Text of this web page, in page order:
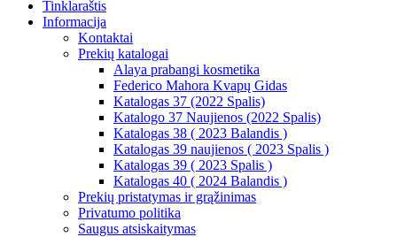
Tinklaraštis
Informacija
Kontaktai
Prekių katalogai
Alaya prabangi kosmetika
Federico Mahora Kvapų Gidas
Katalogas 37 (2022 Spalis)
Katalogo 37 Naujienos (2022 Spalis)
Katalogas 38 ( 2023 Balandis )
Katalogas 39 naujienos ( 2023 Spalis )
Katalogas 39 ( 2023 Spalis )
Katalogas 40 ( 2024 Balandis )
Prekių pristatymas ir grąžinimas
Privatumo politika
Saugus atsiskaitymas